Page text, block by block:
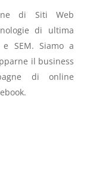
di Siti Web
di ultima
SEM. Siamo a
il business
di online